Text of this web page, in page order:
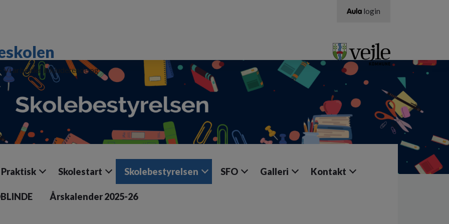
Vi arbejder inkluderende og
login
Praktisk Skolestart Skolebestyrelsen SFO Galleri Kontakt
Årskalender 2025-26